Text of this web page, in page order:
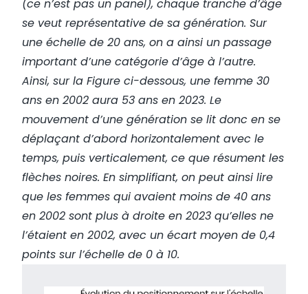
(ce n’est pas un panel), chaque tranche d’âge
se veut représentative de sa génération. Sur
une échelle de 20 ans, on a ainsi un passage
important d’une catégorie d’âge à l’autre.
Ainsi, sur la Figure ci-dessous, une femme 30
ans en 2002 aura 53 ans en 2023. Le
mouvement d’une génération se lit donc en se
déplaçant d’abord horizontalement avec le
temps, puis verticalement, ce que résument les
flèches noires. En simplifiant, on peut ainsi lire
que les femmes qui avaient moins de 40 ans
en 2002 sont plus à droite en 2023 qu’elles ne
l’étaient en 2002, avec un écart moyen de 0,4
points sur l’échelle de 0 à 10.